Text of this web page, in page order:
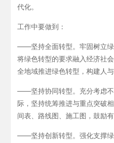
代化。
工作中要做到：
——坚持全面转型。牢固树立绿
将绿色转型的要求融入经济社
全地域推进绿色转型，构建人与
——坚持协同转型。充分考虑
际，坚持统筹推进与重点突破
间表、路线图、施工图，鼓励
——坚持创新转型。强化支撑